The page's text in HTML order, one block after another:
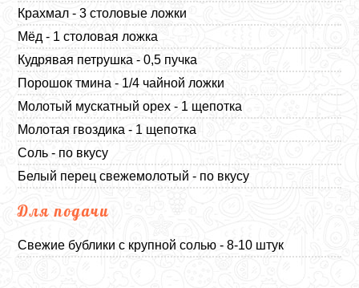
Крахмал - 3 столовые ложки
Мёд - 1 столовая ложка
Кудрявая петрушка - 0,5 пучка
Порошок тмина - 1/4 чайной ложки
Молотый мускатный орех - 1 щепотка
Молотая гвоздика - 1 щепотка
Соль - по вкусу
Белый перец свежемолотый - по вкусу
Для подачи
Свежие бублики с крупной солью - 8-10 штук